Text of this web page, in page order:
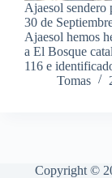
Ajaesol sendero
30 de
Ajaesol hemos
a El Bosque
116 e
Tomas
Copyright ©